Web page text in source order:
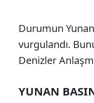
Durumun
vurgulandı.
Denizler
YUNAN